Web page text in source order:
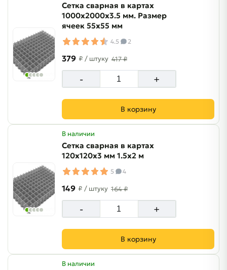
Сетка сварная в картах
1000х2000х3.5 мм. Размер
ячеек 55х55 мм
4.5 2
379 ₽ / штуку 417 ₽
- +
В корзину
В наличии
Сетка сварная в картах
120х120х3 мм 1.5х2 м
5 4
149 ₽ / штуку 164 ₽
- +
В корзину
В наличии